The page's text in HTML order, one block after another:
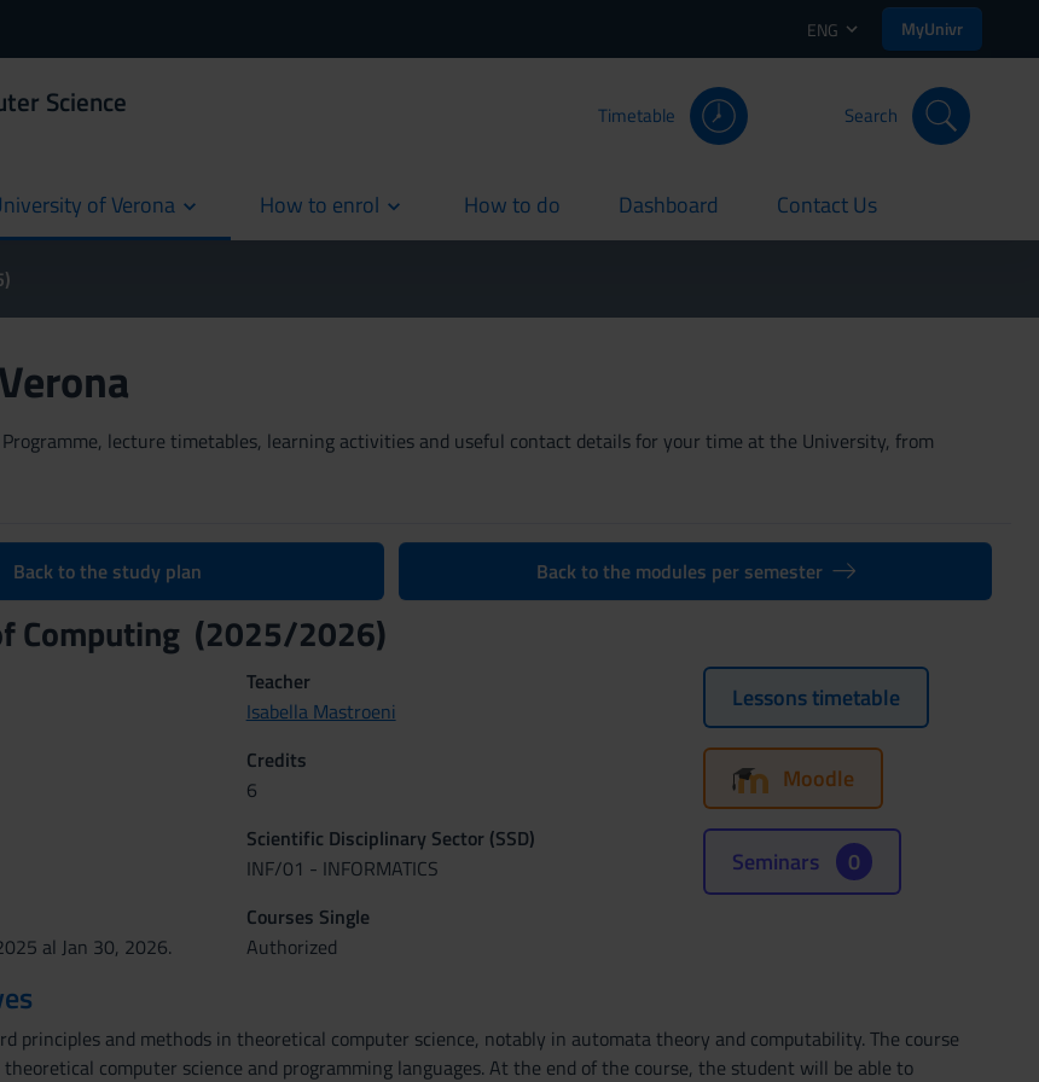
ENG MyUnivr
Science Timetable Search
of Verona How to enrol How to do
current Dashboard
current Contact Us
current
lecture timetables, learning activities and useful contact details for your time at the University, from
Back to the study plan Back to the modules per semester
Computing (2025/2026)
Teacher
Isabella Mastroeni
Credits
6
Scientific Disciplinary Sector (SSD)
INF/01 - INFORMATICS
al Jan 30, 2026.
Courses Single
Authorized
Lessons timetable
Moodle
Seminars 0
principles and methods in theoretical computer science, notably in automata theory and computability. The course
computer science and programming languages. At the end of the course, the student will be able to